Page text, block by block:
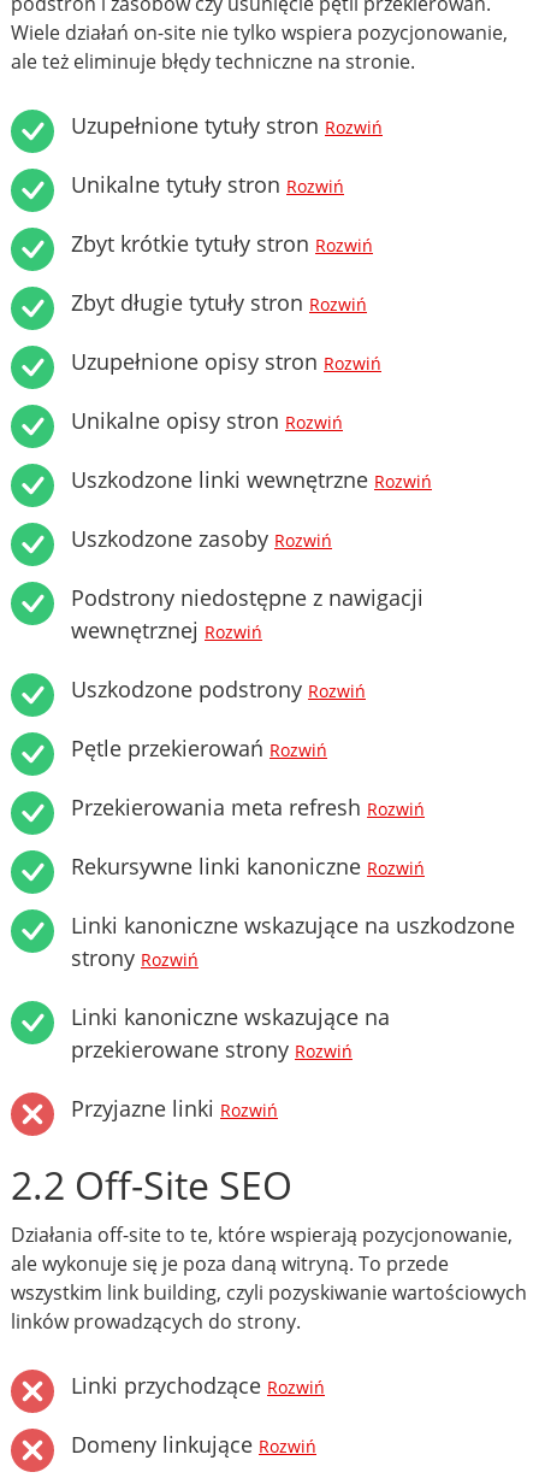
Wiele działań on-site nie tylko wspiera pozycjonowanie,
ale też eliminuje błędy techniczne na stronie.
Uzupełnione tytuły stron Rozwiń
Unikalne tytuły stron Rozwiń
Zbyt krótkie tytuły stron Rozwiń
Zbyt długie tytuły stron Rozwiń
Uzupełnione opisy stron Rozwiń
Unikalne opisy stron Rozwiń
Uszkodzone linki wewnętrzne Rozwiń
Uszkodzone zasoby Rozwiń
Podstrony niedostępne z nawigacji
wewnętrznej Rozwiń
Uszkodzone podstrony Rozwiń
Pętle przekierowań Rozwiń
Przekierowania meta refresh Rozwiń
Rekursywne linki kanoniczne Rozwiń
Linki kanoniczne wskazujące na uszkodzone
strony Rozwiń
Linki kanoniczne wskazujące na
przekierowane strony Rozwiń
Przyjazne linki Rozwiń
2.2 Off-Site SEO
Działania off-site to te, które wspierają pozycjonowanie,
ale wykonuje się je poza daną witryną. To przede
wszystkim link building, czyli pozyskiwanie wartościowych
linków prowadzących do strony.
Linki przychodzące Rozwiń
Domeny linkujące Rozwiń